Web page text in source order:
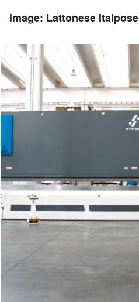
Image: Lattonese Italpose